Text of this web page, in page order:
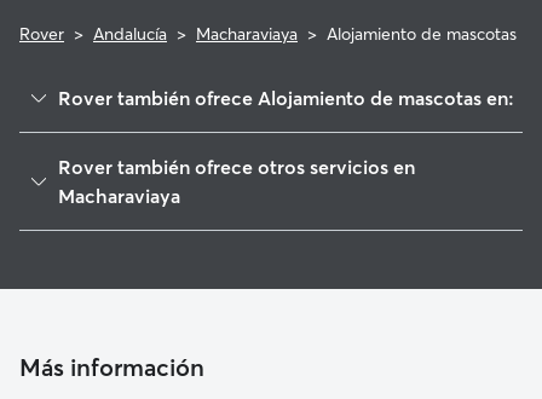
Rover > Andalucía > Macharaviaya > Alojamiento de mascotas
Rover también ofrece Alojamiento de mascotas en:
Moclinejo
Totalán
Rincón de la Victoria
Rover también ofrece otros servicios en
Macharaviaya
Cuidadores a domicilio en Macharaviaya
Más información